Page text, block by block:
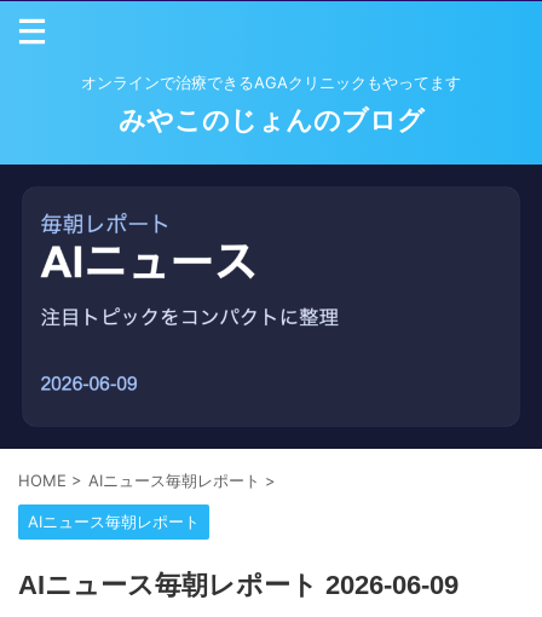
オンラインで治療できるAGAクリニックもやってます
みやこのじょんのブログ
HOME > AIニュース毎朝レポート >
AIニュース毎朝レポート
AIニュース毎朝レポート 2026-06-09